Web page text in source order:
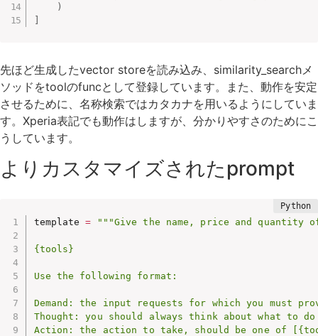
)
]
先ほど生成したvector storeを読み込み、similarity_searchメ
ソッドをtoolのfuncとして登録しています。また、動作を安定
させるために、名称検索ではカタカナを用いるようにしていま
す。Xperia表記でも動作はしますが、分かりやすさのためにこ
うしています。
よりカスタマイズされたprompt
template = """Give the name, price and
{tools}
Use the following format:
Demand: the input requests for which you must
Thought: you should always think about what to do
Action: the action to take, should be one of